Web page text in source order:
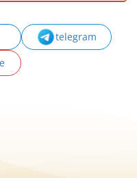
telegram